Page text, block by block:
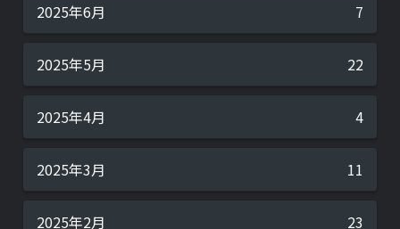
2025年6月 7
2025年5月 22
2025年4月 4
2025年3月 11
2025年2月 23